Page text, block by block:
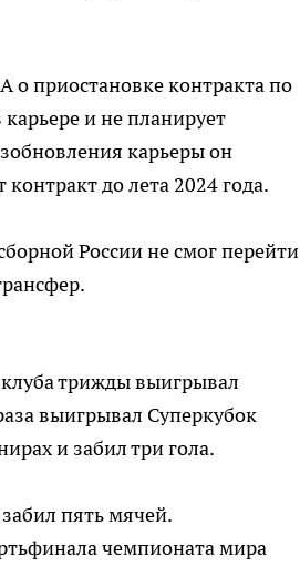
о приостановке контракта по
и не планирует
карьеры он
до лета 2024 года.
России не смог перейти
клуба трижды выигрывал
выигрывал Суперкубок
и забил три гола.
пять мячей.
чемпионата мира